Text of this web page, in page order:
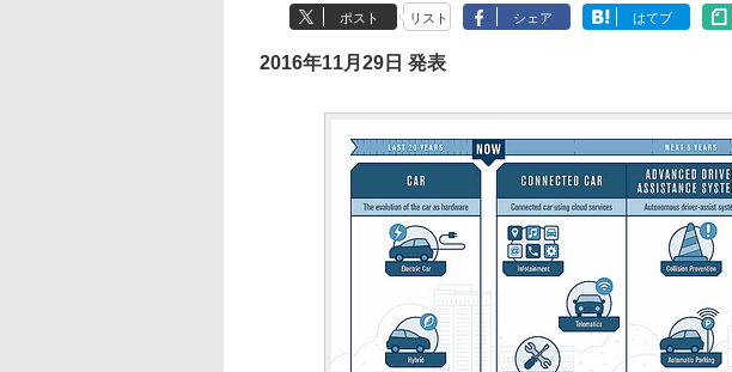
ポスト リスト シェア はてブ
2016年11月29日 発表